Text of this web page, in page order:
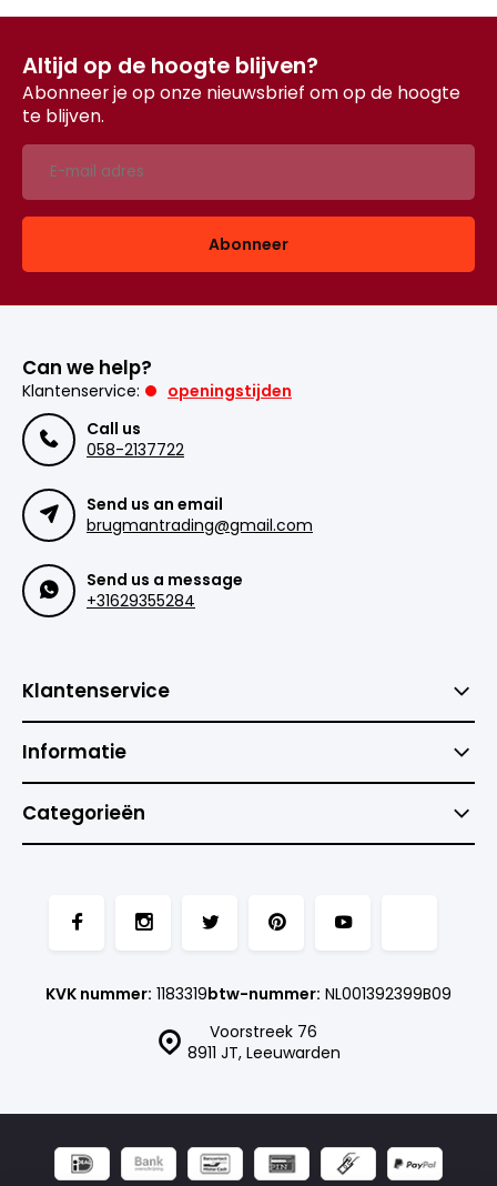
Altijd op de hoogte blijven?
Abonneer je op onze nieuwsbrief om op de hoogte
te blijven.
Abonneer
Can we help?
Klantenservice:
openingstijden
Call us
058-2137722
Send us an email
brugmantrading@gmail.com
Send us a message
+31629355284
Klantenservice
Informatie
Categorieën
Voorstreek 76
8911 JT, Leeuwarden
KVK nummer: 1183319btw-nummer: NL001392399B09